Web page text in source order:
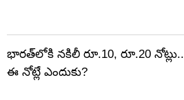
భారత్‌లోకి నకిలీ రూ.10, రూ.20 నోట్లు..
ఈ నోట్లే ఎందుకు?